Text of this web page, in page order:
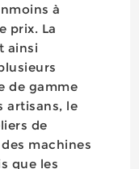
à
prix. La
ainsi
de gamme
artisans, le
de
machines
que les